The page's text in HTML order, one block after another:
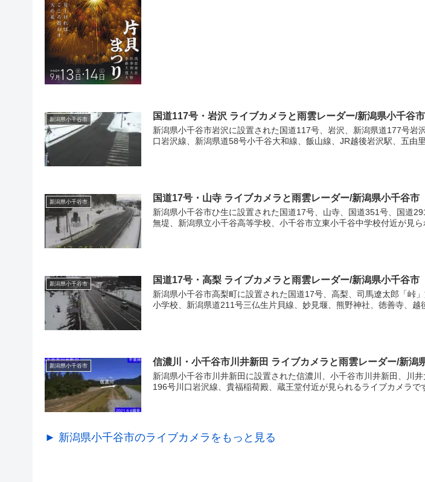
新潟県小千谷市 国道117号・岩沢 ライブカメラと雨雲レーダー/新潟県小千谷市
新潟県小千谷市岩沢に設置された国道117号、岩沢、新潟県道177号岩
口岩沢線、新潟県道58号小千谷大和線、飯山線、JR越後岩沢駅、五由
新潟県小千谷市 国道17号・山寺 ライブカメラと雨雲レーダー/新潟県小千谷市
新潟県小千谷市ひ生に設置された国道17号、山寺、国道351号、国道
無堤、新潟県立小千谷高等学校、小千谷市立東小千谷中学校付近が見
新潟県小千谷市 国道17号・高梨 ライブカメラと雨雲レーダー/新潟県小千谷市
新潟県小千谷市高梨町に設置された国道17号、高梨、司馬遼太郎「峠
小学校、新潟県道211号三仏生片貝線、妙見堰、熊野神社、徳善寺、越
新潟県小千谷市 信濃川・小千谷市川井新田 ライブカメラと雨雲レーダー/新潟
新潟県小千谷市川井新田に設置された信濃川、小千谷市川井新田、川
196号川口岩沢線、貴福稲荷殿、蔵王堂付近が見られるライブカメラ
► 新潟県小千谷市のライブカメラをもっと見る